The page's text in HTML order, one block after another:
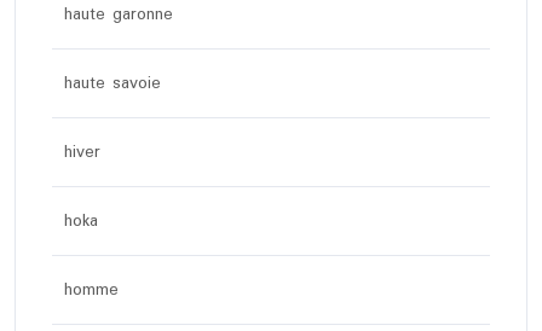
haute garonne
haute savoie
hiver
hoka
homme